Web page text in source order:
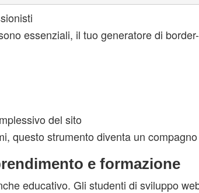
essenziali, il tuo generatore di
del sito
questo strumento diventa un
e formazione
educativo. Gli studenti di sviluppo